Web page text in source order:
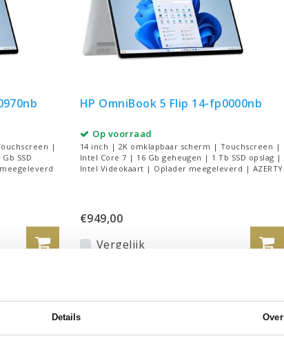
Details Over
|
SSD
HP OmniBook 5 Flip 14-fp0000nb
Op voorraad
14 inch | 2K omklapbaar scherm | Touchscreen |
Intel Core 7 | 16 Gb geheugen | 1 Tb SSD opslag |
Intel Videokaart | Oplader meegeleverd | AZERTY
€949,00
Vergelijk